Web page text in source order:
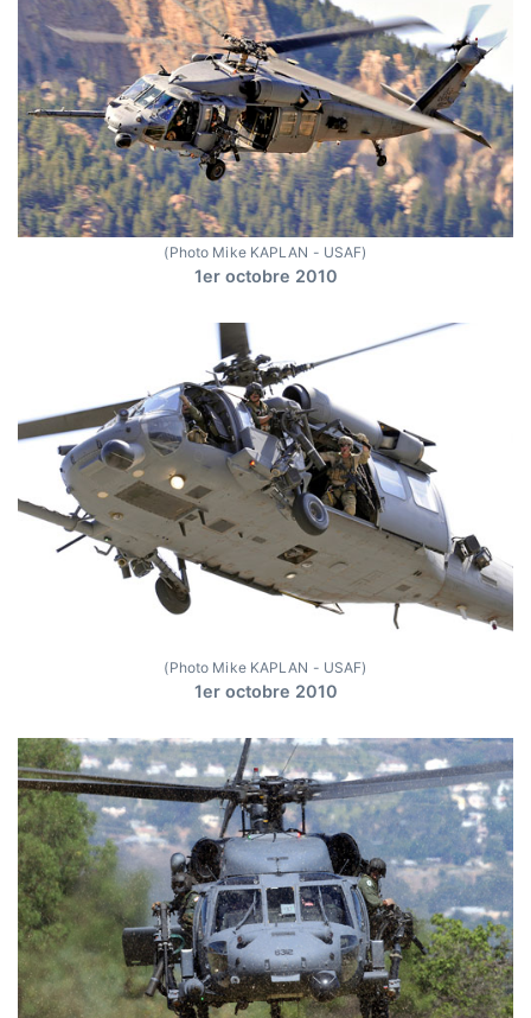
(Photo Mike KAPLAN - USAF)
1er octobre 2010
(Photo Mike KAPLAN - USAF)
1er octobre 2010